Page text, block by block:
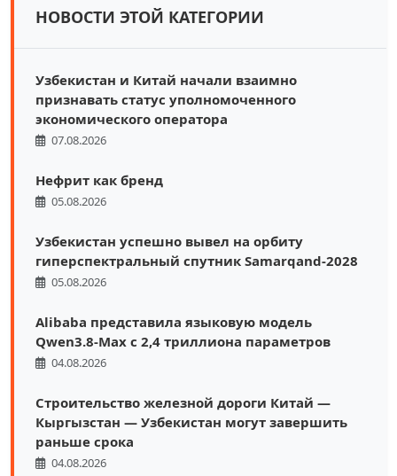
НОВОСТИ ЭТОЙ КАТЕГОРИИ
Узбекистан и Китай начали взаимно
признавать статус уполномоченного
экономического оператора
07.08.2026
Нефрит как бренд
05.08.2026
Узбекистан успешно вывел на орбиту
гиперспектральный спутник Samarqand-2028
05.08.2026
Alibaba представила языковую модель
Qwen3.8-Max с 2,4 триллиона параметров
04.08.2026
Строительство железной дороги Китай —
Кыргызстан — Узбекистан могут завершить
раньше срока
04.08.2026